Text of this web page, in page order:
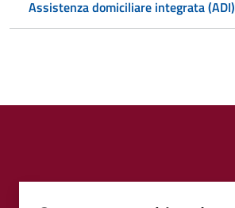
Assistenza domiciliare integrata (ADI)